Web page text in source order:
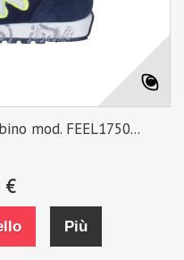
mod. FEEL1750...
€
Più